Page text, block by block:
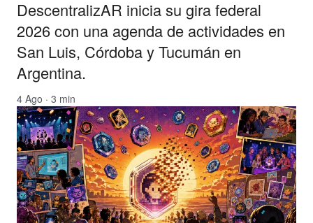
DescentralizAR inicia su gira federal
2026 con una agenda de actividades en
San Luis, Córdoba y Tucumán en
Argentina.
4 Ago · 3 min